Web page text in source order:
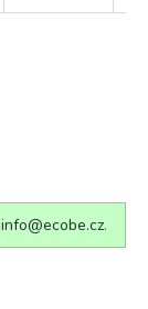
info@ecobe.cz.